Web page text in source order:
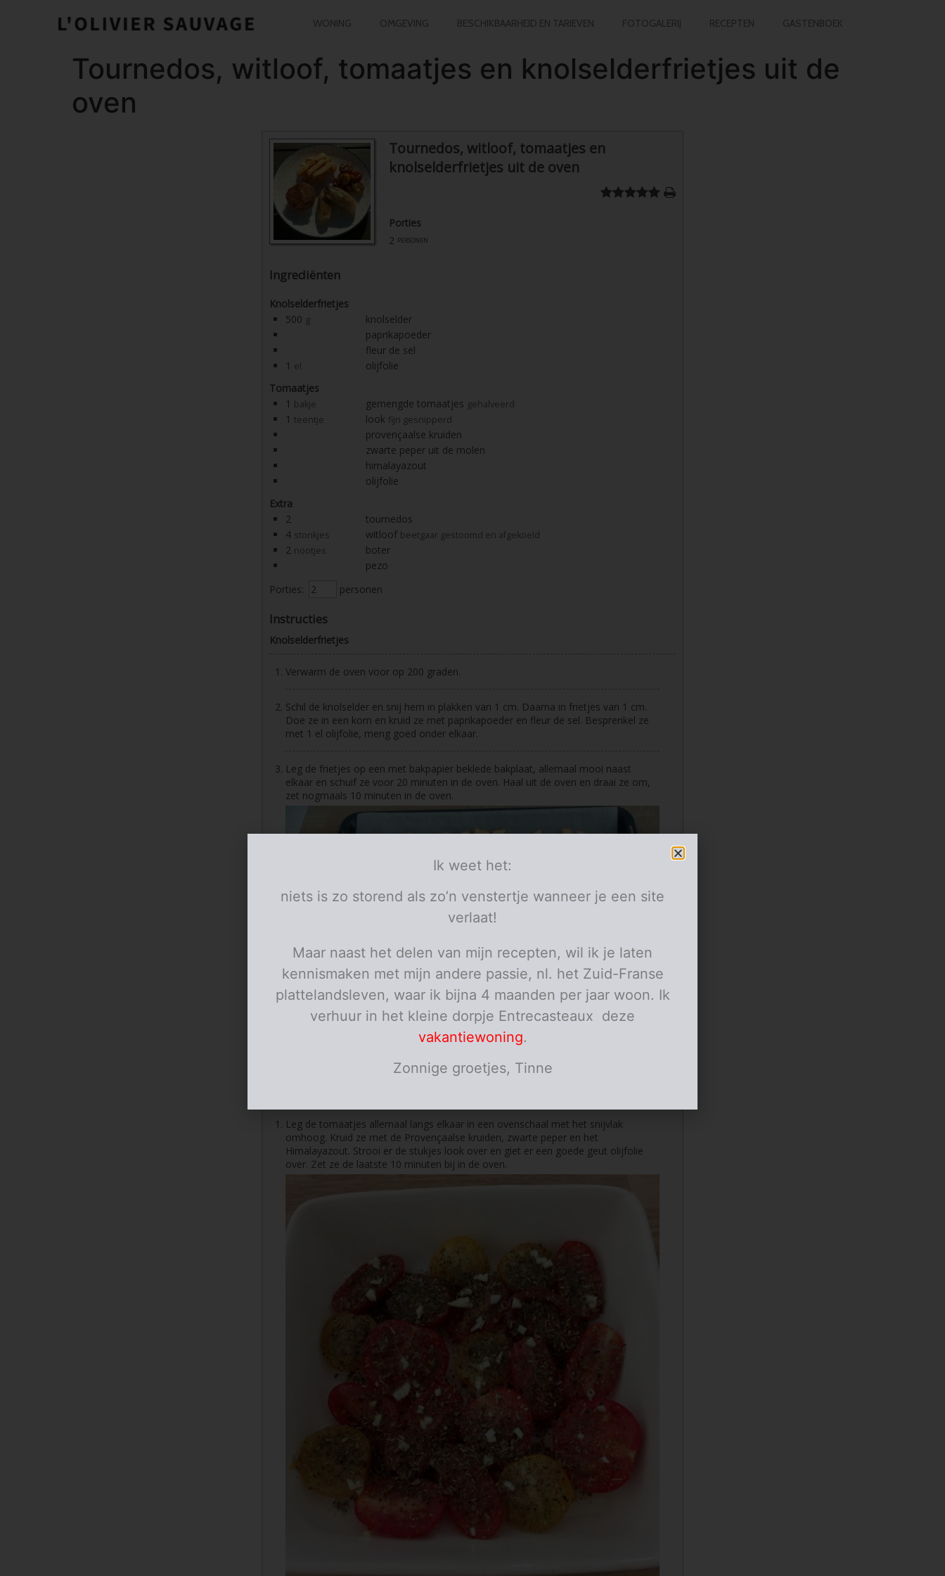
WONING OMGEVING BESCHIKBAARHEID EN TARIEVEN FOTOGALERIJ RECEPTEN GASTENBOEK
Tournedos, witloof, tomaatjes en knolselderfrietjes uit de
oven
Tournedos, witloof, tomaatjes en
knolselderfrietjes uit de oven
Porties
2 personen
Ingrediënten
Knolselderfrietjes
500 g
knolselder
paprikapoeder
fleur de sel
1 el
olijfolie
Tomaatjes
1 bakje gemengde tomaatjes gehalveerd
1 teentje look fijn gesnipperd
provençaalse kruiden
zwarte peper uit de molen
himalayazout
olijfolie
Extra
2
tournedos
4 stonkjes witloof beetgaar gestoomd en afgekoeld
2 nootjes
boter
pezo
Porties:
personen
Instructies
Knolselderfrietjes
Verwarm de oven voor op 200 graden.
Schil de knolselder en snij hem in plakken van 1 cm. Daarna in frietjes van 1 cm.
Doe ze in een kom en kruid ze met paprikapoeder en fleur de sel. Besprenkel ze
met 1 el olijfolie, meng goed onder elkaar.
Leg de frietjes op een met bakpapier beklede bakplaat, allemaal mooi naast
elkaar en schuif ze voor 20 minuten in de oven. Haal uit de oven en draai ze om,
zet nogmaals 10 minuten in de oven.
Leg de tomaatjes allemaal langs elkaar in een ovenschaal met het snijvlak
omhoog. Kruid ze met de Provençaalse kruiden, zwarte peper en het
Himalayazout. Strooi er de stukjes look over en giet er een goede geut olijfolie
over. Zet ze de laatste 10 minuten bij in de oven.
Ik weet het:
niets is zo storend als zo’n venstertje wanneer je een site
verlaat!
Maar naast het delen van mijn recepten, wil ik je laten
kennismaken met mijn andere passie, nl. het Zuid-Franse
plattelandsleven, waar ik bijna 4 maanden per jaar woon. Ik
verhuur in het kleine dorpje Entrecasteaux deze
vakantiewoning.
Zonnige groetjes, Tinne